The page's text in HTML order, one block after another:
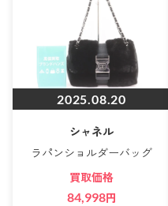
2025.08.20
シャネル
ラパンショルダーバッグ
買取価格
84,998円